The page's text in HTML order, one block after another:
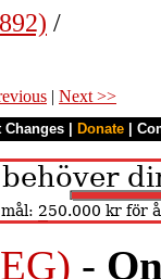
/
| Next >>
Changes Donate
-